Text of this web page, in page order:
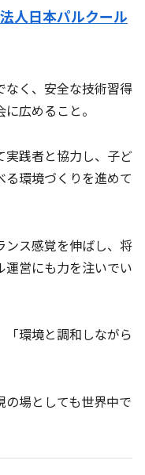
人日本パルクール
なく、安全な技術習得
広めること。
実践者と協力し、子ど
環境づくりを進めて
ンス感覚を伸ばし、将
営にも力を注いでい
環境と調和しながら
場としても世界中で